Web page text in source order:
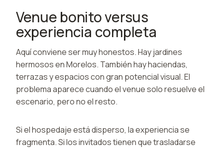
Venue bonito versus
experiencia completa
Aquí conviene ser muy honestos. Hay jardines
hermosos en Morelos. También hay haciendas,
terrazas y espacios con gran potencial visual. El
problema aparece cuando el venue solo resuelve el
escenario, pero no el resto.
Si el hospedaje está disperso, la experiencia se
fragmenta. Si los invitados tienen que trasladarse